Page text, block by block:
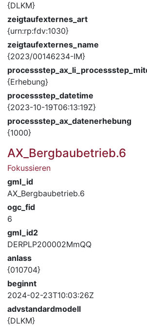
{DLKM}
zeigtaufexternes_art
{urn:rp:fdv:1030}
zeigtaufexternes_name
{2023/00146234-IM}
{Erhebung}
processstep_datetime
{2023-10-19T06:13:19Z}
processstep_ax_datenerhebung
{1000}
AX_Bergbaubetrieb.6
Fokussieren
gml_id
AX_Bergbaubetrieb.6
ogc_fid
6
gml_id2
DERPLP200002MmQQ
anlass
{010704}
beginnt
2024-02-23T10:03:26Z
advstandardmodell
{DLKM}